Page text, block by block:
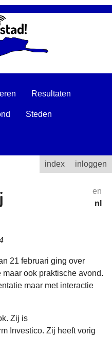
Resultaten
Steden
index inloggen
en
nl
21 februari ging over
ook praktische avond.
maar met interactie
Zij is
Investico. Zij heeft vorig